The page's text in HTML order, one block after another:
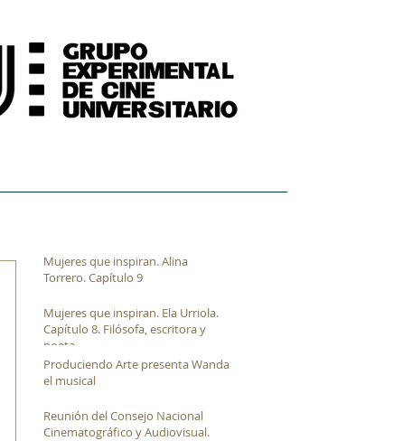
Mujeres que inspiran. Alina
Torrero. Capítulo 9
Mujeres que inspiran. Ela Urriola.
Capítulo 8. Filósofa, escritora y
poeta
Produciendo Arte presenta Wanda
el musical
Reunión del Consejo Nacional
Cinematográfico y Audiovisual.